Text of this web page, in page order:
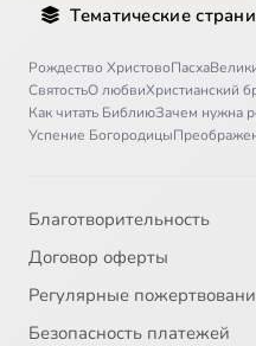
Тематические
Рождество ХристовоПасха
СвятостьО любвиХристианский
Как читать БиблиюЗачем нужна
Успение Богородицы
Благотворительность
Договор оферты
Регулярные
Безопасность платежей